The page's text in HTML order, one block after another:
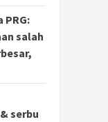
PRG:
salah
serbu